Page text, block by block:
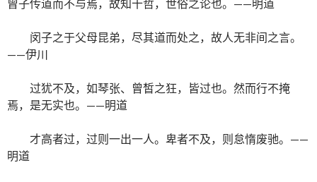
曾子传道而不与焉，故知十哲，世俗之论也。——明道
闵子之于父母昆弟，尽其道而处之，故人无非间之言。
——伊川
过犹不及，如琴张、曾皙之狂，皆过也。然而行不掩
焉，是无实也。——明道
才高者过，过则一出一人。卑者不及，则怠惰废驰。——
明道